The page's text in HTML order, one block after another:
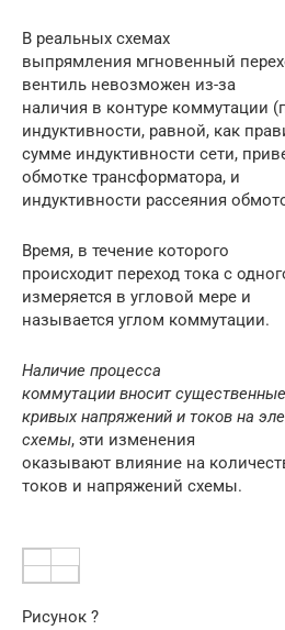
В реальных схемах
выпрямления мгновенный
вентиль невозможен из-за
наличия в контуре коммутации
индуктивности, равной, как
сумме индуктивности сети,
обмотке трансформатора, и
индуктивности рассеяния
Время, в течение которого
происходит переход тока с
измеряется в угловой мере и
называется углом коммутации.
Наличие процесса
коммутации вносит
кривых напряжений и токов на
схемы, эти изменения
оказывают влияние на
токов и напряжений схемы.
Рисунок ?